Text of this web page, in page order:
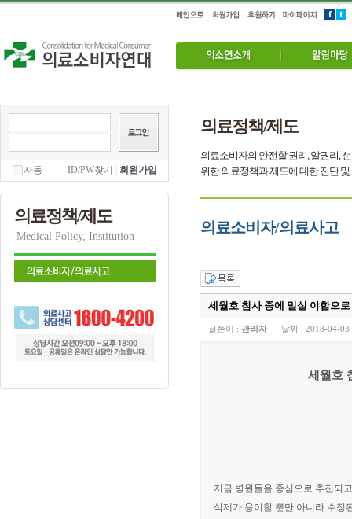
자동 ID/PW찾기 회원가입
의료정책/제도
Medical Policy, Institution
의료정책/제도
의료소비자의 안전할 권리, 알권리,
위한 의료정책과 제도에 대한 진단
의료소비자/의료사고
세월호 참사 중에 밀실 야합으
글쓴이 : 관리자 날짜 : 2018-04-03
세월호
지금 병원들을 중심으로 추진되
삭제가 용이할 뿐만 아니라 수정